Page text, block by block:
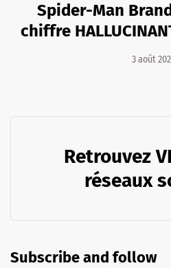
Spider-Man
chiffre
3 août
Retrouvez
réseaux
Subscribe and follow